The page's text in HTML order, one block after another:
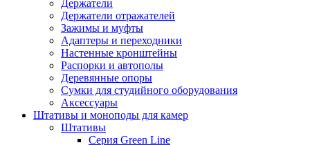
Держатели
Держатели отражателей
Зажимы и муфты
Адаптеры и переходники
Настенные кронштейны
Распорки и автополы
Деревянные опоры
Сумки для студийного оборудования
Аксессуары
Штативы и моноподы для камер
Штативы
Серия Green Line